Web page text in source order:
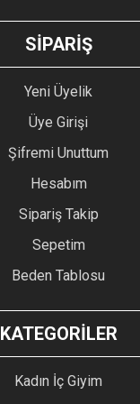
GÖNDER
SİPARİŞ
Yeni Üyelik
Üye Girişi
Şifremi Unuttum
Hesabım
Sipariş Takip
Sepetim
Beden Tablosu
KATEGORİLER
Kadın İç Giyim